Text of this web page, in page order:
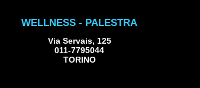
WELLNESS - PALESTRA
Via Servais, 125
011-7795044
TORINO